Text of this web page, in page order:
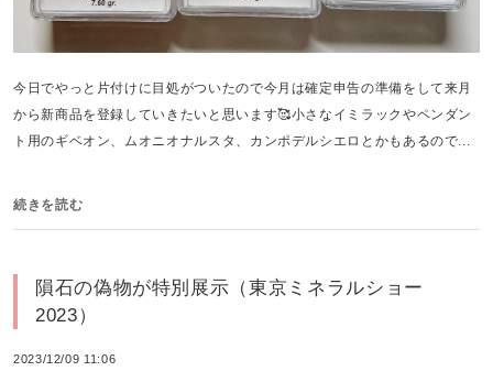
今日でやっと片付けに目処がついたので今月は確定申告の準備をして来月
から新商品を登録していきたいと思います🥰小さなイミラックやペンダン
ト用のギベオン、ムオニオナルスタ、カンポデルシエロとかもあるので...
続きを読む
隕石の偽物が特別展示（東京ミネラルショー
2023）
2023/12/09 11:06